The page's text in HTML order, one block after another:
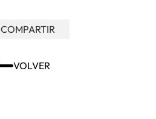
VOLVER
COMPARTIR